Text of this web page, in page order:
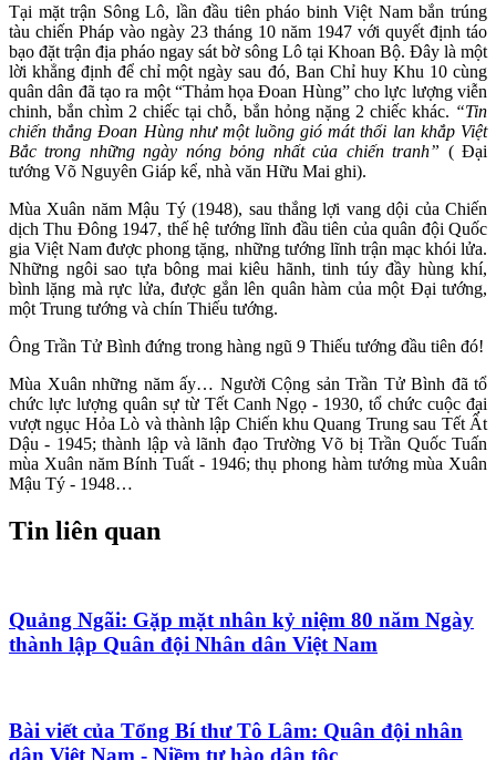
Tại mặt trận Sông Lô, lần đầu tiên pháo binh Việt Nam bắn trúng
tàu chiến Pháp vào ngày 23 tháng 10 năm 1947 với quyết định táo
bạo đặt trận địa pháo ngay sát bờ sông Lô tại Khoan Bộ. Đây là một
lời khẳng định để chỉ một ngày sau đó, Ban Chỉ huy Khu 10 cùng
quân dân đã tạo ra một “Thảm họa Đoan Hùng” cho lực lượng viễn
chinh, bắn chìm 2 chiếc tại chỗ, bắn hỏng nặng 2 chiếc khác. “Tin
chiến thắng Đoan Hùng như một luồng gió mát thổi lan khắp Việt
Bắc trong những ngày nóng bỏng nhất của chiến tranh” ( Đại
tướng Võ Nguyên Giáp kể, nhà văn Hữu Mai ghi).
Mùa Xuân năm Mậu Tý (1948), sau thắng lợi vang dội của Chiến
dịch Thu Đông 1947, thế hệ tướng lĩnh đầu tiên của quân đội Quốc
gia Việt Nam được phong tặng, những tướng lĩnh trận mạc khói lửa.
Những ngôi sao tựa bông mai kiêu hãnh, tinh túy đầy hùng khí,
bình lặng mà rực lửa, được gắn lên quân hàm của một Đại tướng,
một Trung tướng và chín Thiếu tướng.
Ông Trần Tử Bình đứng trong hàng ngũ 9 Thiếu tướng đầu tiên đó!
Mùa Xuân những năm ấy… Người Cộng sản Trần Tử Bình đã tổ
chức lực lượng quân sự từ Tết Canh Ngọ - 1930, tổ chức cuộc đại
vượt ngục Hỏa Lò và thành lập Chiến khu Quang Trung sau Tết Ất
Dậu - 1945; thành lập và lãnh đạo Trường Võ bị Trần Quốc Tuấn
mùa Xuân năm Bính Tuất - 1946; thụ phong hàm tướng mùa Xuân
Mậu Tý - 1948…
Tin liên quan
Quảng Ngãi: Gặp mặt nhân kỷ niệm 80 năm Ngày
thành lập Quân đội Nhân dân Việt Nam
Bài viết của Tổng Bí thư Tô Lâm: Quân đội nhân
dân Việt Nam - Niềm tự hào dân tộc